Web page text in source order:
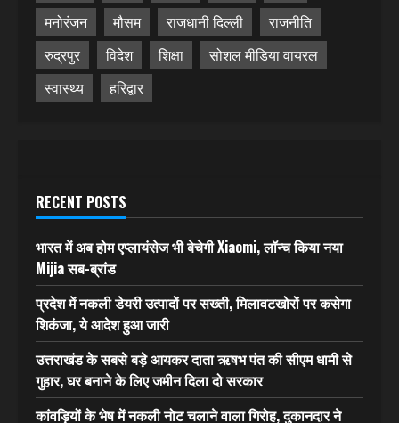
मनोरंजन
मौसम राजधानी दिल्ली
राजनीति
रुद्रपुर
विदेश शिक्षा
सोशल मीडिया वायरल
स्वास्थ्य
हरिद्वार
RECENT POSTS
भारत में अब होम एप्लायंसेज भी बेचेगी Xiaomi, लॉन्च किया नया
Mijia सब-ब्रांड
प्रदेश में नकली डेयरी उत्पादों पर सख्ती, मिलावटखोरों पर कसेगा
शिकंजा, ये आदेश हुआ जारी
उत्तराखंड के सबसे बड़े आयकर दाता ऋषभ पंत की सीएम धामी से
गुहार, घर बनाने के लिए जमीन दिला दो सरकार
कांवड़ियों के भेष में नकली नोट चलाने वाला गिरोह, दुकानदार ने